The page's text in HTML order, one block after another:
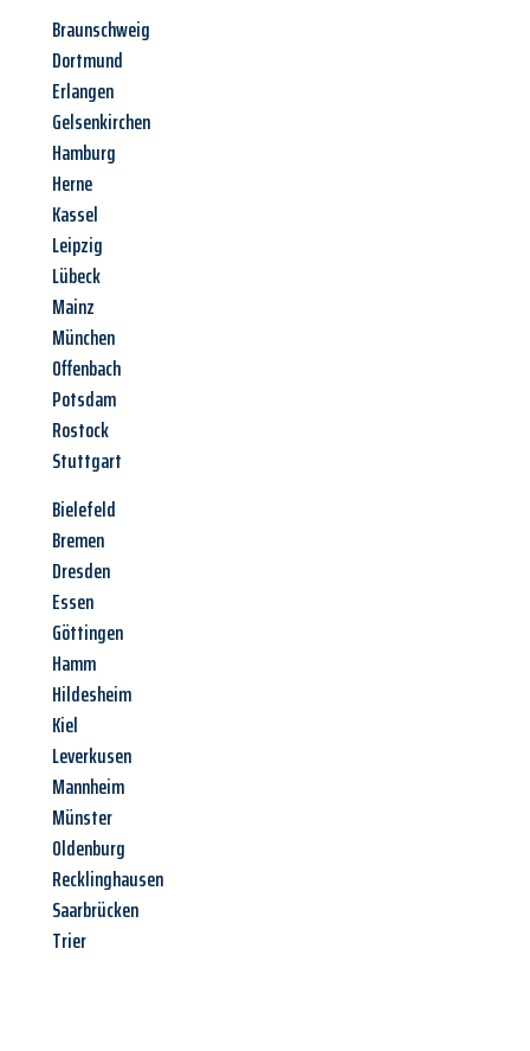
Braunschweig
Dortmund
Erlangen
Gelsenkirchen
Hamburg
Herne
Kassel
Leipzig
Lübeck
Mainz
München
Offenbach
Potsdam
Rostock
Stuttgart
Bielefeld
Bremen
Dresden
Essen
Göttingen
Hamm
Hildesheim
Kiel
Leverkusen
Mannheim
Münster
Oldenburg
Recklinghausen
Saarbrücken
Trier